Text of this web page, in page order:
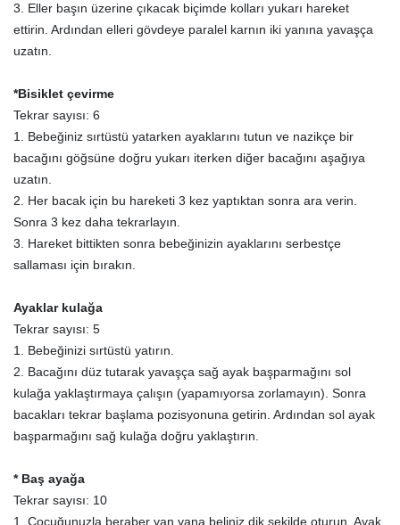
3. Eller başın üzerine çıkacak biçimde kolları yukarı hareket
ettirin. Ardından elleri gövdeye paralel karnın iki yanına yavaşça
uzatın.
*Bisiklet çevirme
Tekrar sayısı: 6
1. Bebeğiniz sırtüstü yatarken ayaklarını tutun ve nazikçe bir
bacağını göğsüne doğru yukarı iterken diğer bacağını aşağıya
uzatın.
2. Her bacak için bu hareketi 3 kez yaptıktan sonra ara verin.
Sonra 3 kez daha tekrarlayın.
3. Hareket bittikten sonra bebeğinizin ayaklarını serbestçe
sallaması için bırakın.
Ayaklar kulağa
Tekrar sayısı: 5
1. Bebeğinizi sırtüstü yatırın.
2. Bacağını düz tutarak yavaşça sağ ayak başparmağını sol
kulağa yaklaştırmaya çalışın (yapamıyorsa zorlamayın). Sonra
bacakları tekrar başlama pozisyonuna getirin. Ardından sol ayak
başparmağını sağ kulağa doğru yaklaştırın.
* Baş ayağa
Tekrar sayısı: 10
1. Çocuğunuzla beraber yan yana beliniz dik şekilde oturun. Ayak